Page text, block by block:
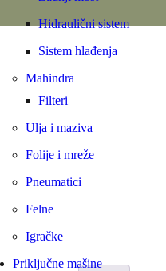
Hidraulični sistem
Sistem hlađenja
Mahindra
Filteri
Ulja i maziva
Folije i mreže
Pneumatici
Felne
Igračke
Priključne mašine